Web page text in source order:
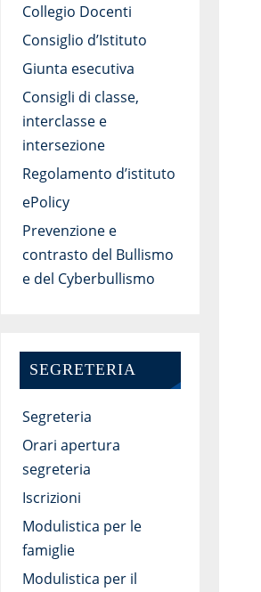
Collegio Docenti
Consiglio d’Istituto
Giunta esecutiva
Consigli di classe,
interclasse e
intersezione
Regolamento d’istituto
ePolicy
Prevenzione e
contrasto del Bullismo
e del Cyberbullismo
SEGRETERIA
Segreteria
Orari apertura
segreteria
Iscrizioni
Modulistica per le
famiglie
Modulistica per il